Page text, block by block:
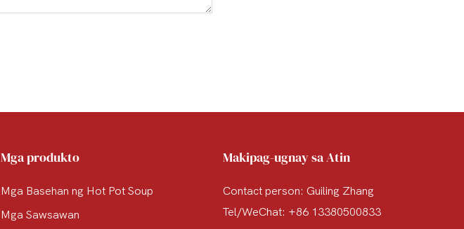
Mga produkto
Mga Basehan ng Hot Pot Soup
Mga Sawsawan
Makipag-ugnay sa Atin
Contact person: Guiling Zhang
Tel/WeChat: +86 13380500833